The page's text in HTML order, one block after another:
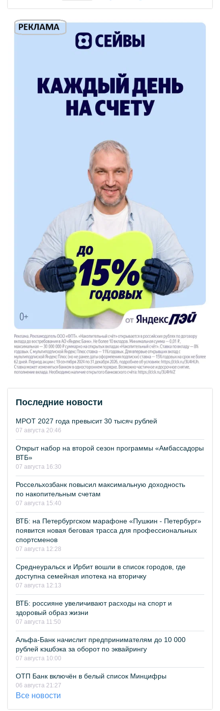
Последние новости
МРОТ 2027 года превысит 30 тысяч рублей
07 августа 20:46
Открыт набор на второй сезон программы «Амбассадоры
ВТБ»
07 августа 16:30
Россельхозбанк повысил максимальную доходность
по накопительным счетам
07 августа 15:40
ВТБ: на Петербургском марафоне «Пушкин - Петербург»
появится новая беговая трасса для профессиональных
спортсменов
07 августа 12:28
Среднеуральск и Ирбит вошли в список городов, где
доступна семейная ипотека на вторичку
07 августа 12:13
ВТБ: россияне увеличивают расходы на спорт и
здоровый образ жизни
07 августа 11:50
Альфа-Банк начислит предпринимателям до 10 000
рублей кэшбэка за оборот по эквайрингу
07 августа 10:00
ОТП Банк включён в белый список Минцифры
06 августа 21:27
Все новости